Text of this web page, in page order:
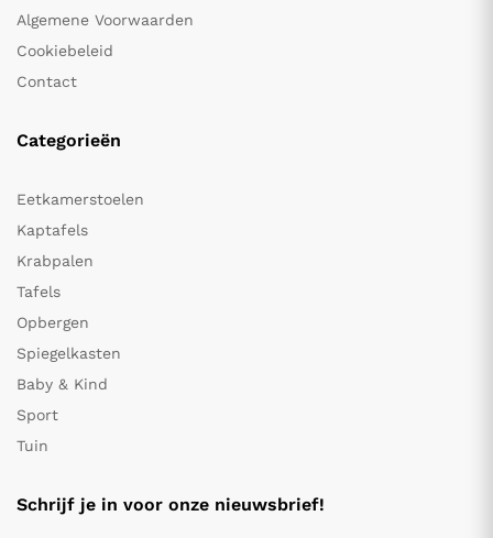
Algemene Voorwaarden
Cookiebeleid
Contact
Categorieën
Eetkamerstoelen
Kaptafels
Krabpalen
Tafels
Opbergen
Spiegelkasten
Baby & Kind
Sport
Tuin
Schrijf je in voor onze nieuwsbrief!